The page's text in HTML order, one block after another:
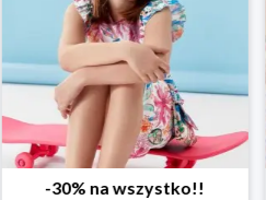
-40% na drugą sztukę